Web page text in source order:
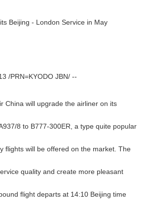
Beijing - London Service in May
/PRN=KYODO JBN/ --
will upgrade the airliner on its
8 to B777-300ER, a type quite popular
flights will be offered on the market. The
quality and create more pleasant
flight departs at 14:10 Beijing time